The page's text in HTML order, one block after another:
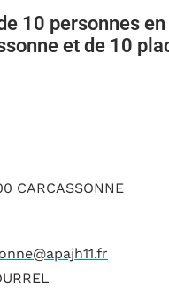
10 personnes
et de 10
CARCASSONNE